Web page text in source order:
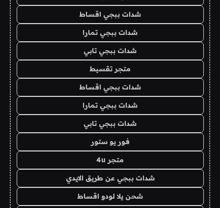
شدات ببجي اقساط
شدات ببجي تمارا
شدات ببجي تابي
متجر تقسيط
شدات ببجي اقساط
شدات ببجي تمارا
شدات ببجي تابي
فور يو ستور
متجر 4u
شدات ببجي عن طريق الايدي
شحن يلا لودو اقساط